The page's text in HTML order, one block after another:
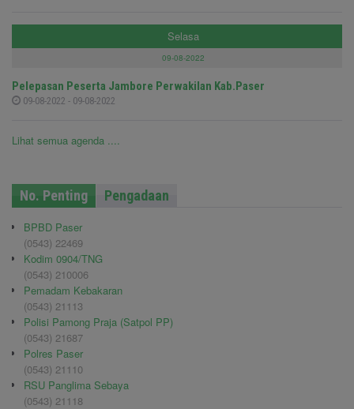
Selasa
09-08-2022
Pelepasan Peserta Jambore Perwakilan Kab.Paser
09-08-2022 - 09-08-2022
Lihat semua agenda ....
No. Penting Pengadaan
BPBD Paser
(0543) 22469
Kodim 0904/TNG
(0543) 210006
Pemadam Kebakaran
(0543) 21113
Polisi Pamong Praja (Satpol PP)
(0543) 21687
Polres Paser
(0543) 21110
RSU Panglima Sebaya
(0543) 21118